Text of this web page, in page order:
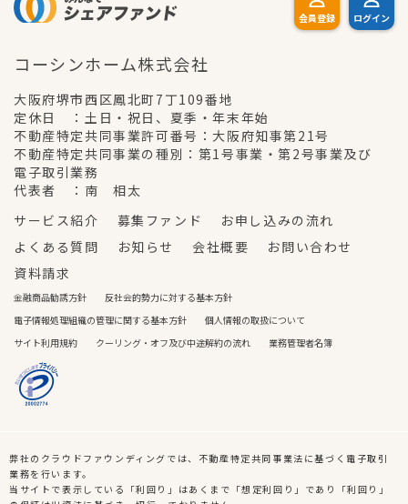
会員登録 ログイン
コーシンホーム株式会社
大阪府堺市西区鳳北町7丁109番地
定休日 ：土日・祝日、夏季・年末年始
不動産特定共同事業許可番号：大阪府知事第21号
不動産特定共同事業の種別：第1号事業・第2号事業及び
電子取引業務
代表者 ：南 相太
サービス紹介
募集ファンド
お申し込みの流れ
よくある質問
お知らせ 会社概要
お問い合わせ
資料請求
金融商品勧誘方針
反社会的勢力に対する基本方針
電子情報処理組織の管理に関する基本方針
個人情報の取扱について
サイト利用規約
クーリング・オフ及び中途解約の流れ 業務管理者名簿
弊社のクラウドファウンディングでは、不動産特定共同事業法に基づく電子取引
業務を行います。
当サイトで表示している「利回り」はあくまで「想定利回り」であり「利回り」